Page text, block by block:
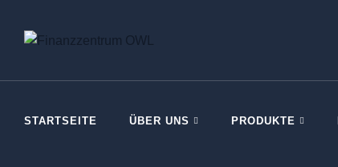
STARTSEITE ÜBER UNS PRODUKTE